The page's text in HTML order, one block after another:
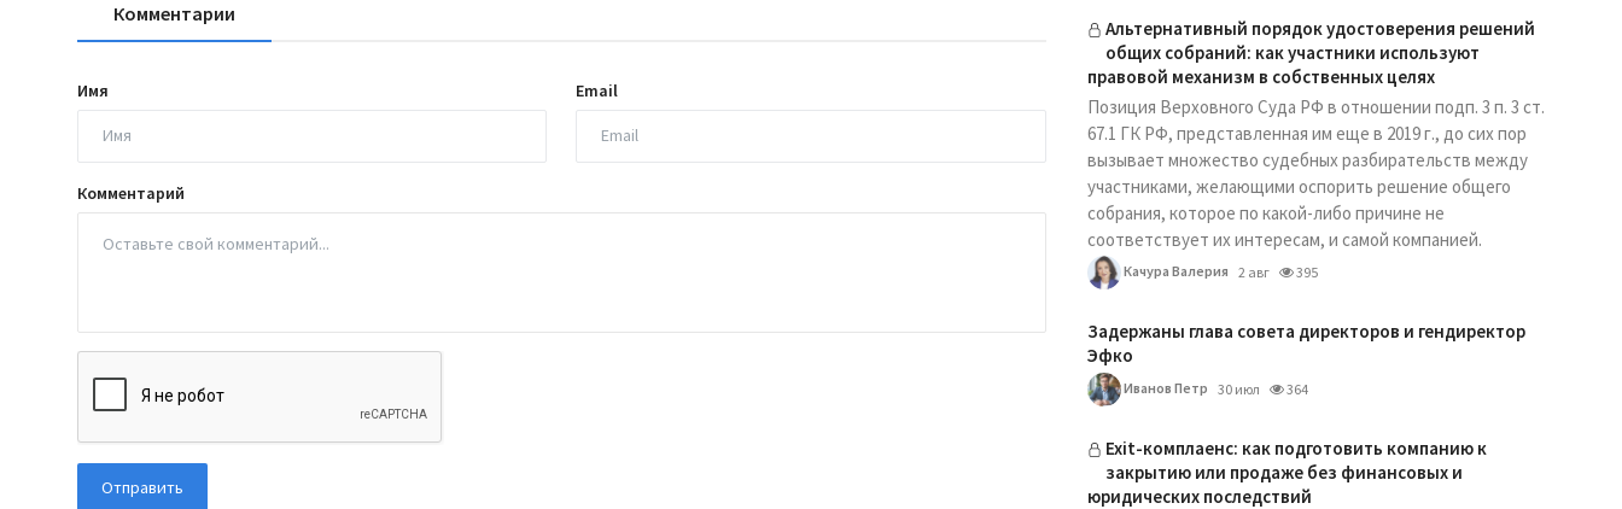
Комментарии
Имя Email
Комментарий
Отправить
Альтернативный порядок удостоверения решений
общих собраний: как участники используют
правовой механизм в собственных целях
Позиция Верховного Суда РФ в отношении подп. 3 п. 3 ст.
67.1 ГК РФ, представленная им еще в 2019 г., до сих пор
вызывает множество судебных разбирательств между
участниками, желающими оспорить решение общего
собрания, которое по какой-либо причине не
соответствует их интересам, и самой компанией.
Качура Валерия 2 авг 395
Задержаны глава совета директоров и гендиректор
Эфко
Иванов Петр 30 июл 364
Exit-комплаенс: как подготовить компанию к
закрытию или продаже без финансовых и
юридических последствий